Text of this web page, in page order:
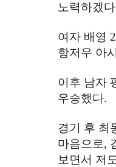
노력하겠다
여자 배영
항저우 아
이후 남자
우승했다.
경기 후 최
마음으로,
보면서 저